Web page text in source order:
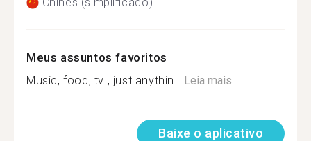
Meus assuntos favoritos
Music, food, tv , just anythin...Leia mais
Baixe o aplicativo